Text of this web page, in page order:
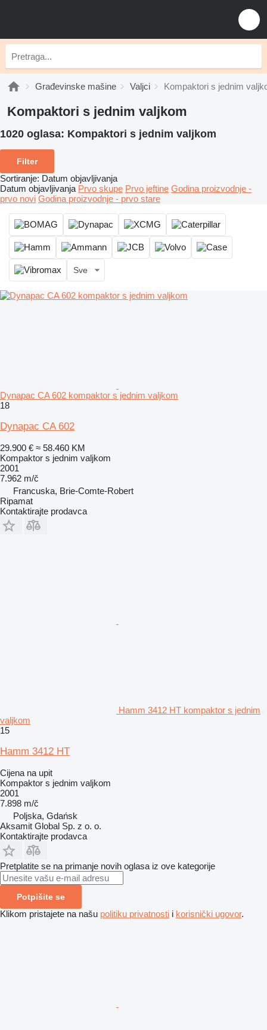
Građevinske mašine Valjci Kompaktori s jednim
Kompaktori s jednim valjkom
1020 oglasa: Kompaktori s jednim valjkom
Filter
Sortiranje: Datum objavljivanja
Datum objavljivanja Prvo skupe Prvo jeftine Godina proizvodnje -
prvo novi Godina proizvodnje - prvo stare
Sve
Dynapac CA 602 kompaktor s jednim valjkom
18
Dynapac CA 602
29.900 € ≈ 58.460 KM
Kompaktor s jednim valjkom
2001
7.962 m/č
Francuska, Brie-Comte-Robert
Ripamat
Kontaktirajte prodavca
Hamm 3412 HT kompaktor s jednim
valjkom
15
Hamm 3412 HT
Cijena na upit
Kompaktor s jednim valjkom
2001
7.898 m/č
Poljska, Gdańsk
Aksamit Global Sp. z o. o.
Kontaktirajte prodavca
Pretplatite se na primanje novih oglasa iz ove kategorije
Potpišite se
Klikom pristajete na našu politiku privatnosti i korisnički ugovor.